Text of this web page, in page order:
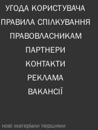
УГОДА КОРИСТУВАЧА
ПРАВИЛА СПІЛКУВАННЯ
ПРАВОВЛАСНИКАМ
ПАРТНЕРИ
КОНТАКТИ
РЕКЛАМА
ВАКАНСІЇ
нові матеріали першими